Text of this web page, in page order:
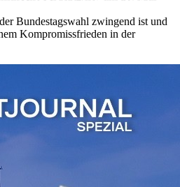
Bundestagswahl zwingend ist und
Kompromissfrieden in der